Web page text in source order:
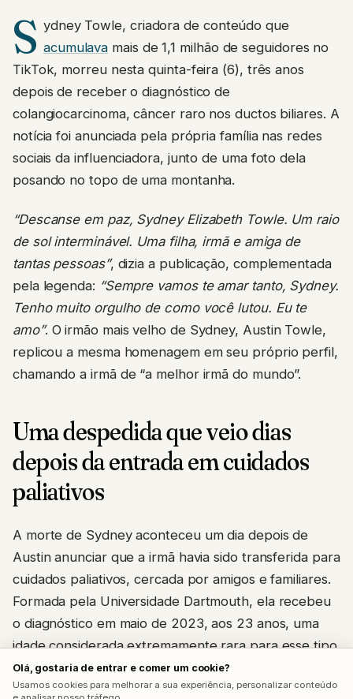
S ydney Towle, criadora de conteúdo que
acumulava mais de 1,1 milhão de seguidores no
TikTok, morreu nesta quinta-feira (6), três anos
depois de receber o diagnóstico de
colangiocarcinoma, câncer raro nos ductos biliares. A
notícia foi anunciada pela própria família nas redes
sociais da influenciadora, junto de uma foto dela
posando no topo de uma montanha.
“Descanse em paz, Sydney Elizabeth Towle. Um raio
de sol interminável. Uma filha, irmã e amiga de
tantas pessoas”, dizia a publicação, complementada
pela legenda: “Sempre vamos te amar tanto, Sydney.
Tenho muito orgulho de como você lutou. Eu te
amo”. O irmão mais velho de Sydney, Austin Towle,
replicou a mesma homenagem em seu próprio perfil,
chamando a irmã de “a melhor irmã do mundo”.
Uma despedida que veio dias
depois da entrada em cuidados
paliativos
A morte de Sydney aconteceu um dia depois de
Austin anunciar que a irmã havia sido transferida para
cuidados paliativos, cercada por amigos e familiares.
Formada pela Universidade Dartmouth, ela recebeu
o diagnóstico em maio de 2023, aos 23 anos, uma
idade considerada extremamente rara para esse tipo
específico de câncer, geralmente diagnosticado em
pessoas acima dos 50 anos.
Olá, gostaria de entrar e comer um cookie?
Usamos cookies para melhorar a sua experiência, personalizar conteúdo